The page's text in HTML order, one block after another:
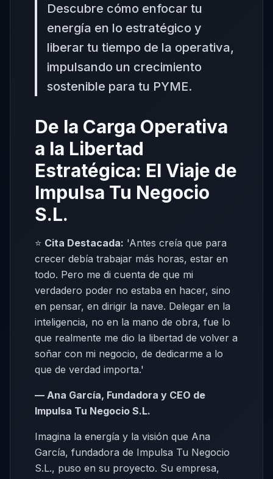
Descubre cómo enfocar tu
energía en lo estratégico y
liberar tu tiempo de la operativa,
impulsando un crecimiento
sostenible para tu PYME.
De la Carga Operativa
a la Libertad
Estratégica: El Viaje de
Impulsa Tu Negocio
S.L.
⭐ Cita Destacada: 'Antes creía que para
crecer debía trabajar más horas, estar en
todo. Pero me di cuenta de que mi
verdadero poder no estaba en hacer, sino
en pensar, en dirigir la nave. Delegar en la
inteligencia, no en la mano de obra, fue lo
que realmente me dio la libertad de volver a
soñar con mi negocio, de dedicarme a lo
que de verdad importa.'
— Ana García, Fundadora y CEO de
Impulsa Tu Negocio S.L.
Imagina la energía y la visión que Ana
García, fundadora de Impulsa Tu Negocio
S.L., puso en su proyecto. Su empresa,